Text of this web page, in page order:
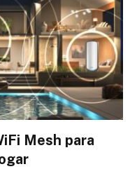
Mesh para